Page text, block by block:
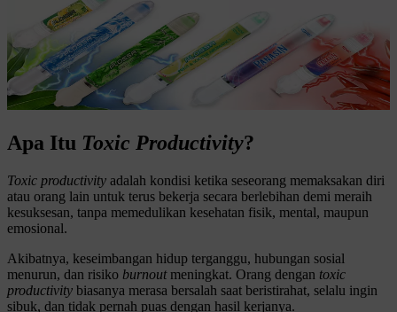
Apa Itu Toxic Productivity?
Toxic productivity adalah kondisi ketika seseorang memaksakan diri
atau orang lain untuk terus bekerja secara berlebihan demi meraih
kesuksesan, tanpa memedulikan kesehatan fisik, mental, maupun
emosional.
Akibatnya, keseimbangan hidup terganggu, hubungan sosial
menurun, dan risiko burnoutmeningkat. Orang dengan toxic
productivity biasanya merasa bersalah saat beristirahat, selalu ingin
sibuk, dan tidak pernah puas dengan hasil kerjanya.